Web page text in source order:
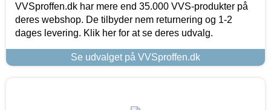
VVSproffen.dk har mere end 35.000 VVS-produkter på
deres webshop. De tilbyder nem returnering og 1-2
dages levering. Klik her for at se deres udvalg.
Se udvalget på VVSproffen.dk